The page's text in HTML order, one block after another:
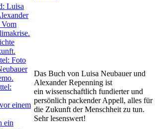
Das Buch von Luisa Neubauer und
Alexander Repenning ist
ein wissenschaftlich fundierter und
persönlich packender Appell, alles für
die Zukunft der Menschheit zu tun.
Sehr lesenswert!